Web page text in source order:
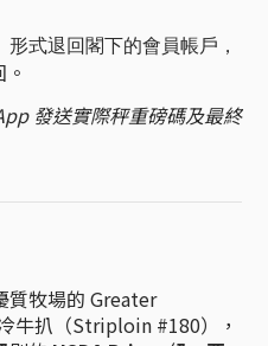
形式退回閣下的會員帳戶，
發送實際秤重磅碼及最終
質牧場的 Greater
牛扒（Striploin #180），